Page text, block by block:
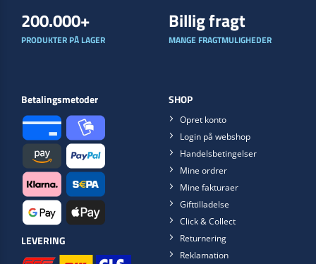
200.000+
PRODUKTER PÅ LAGER
Billig fragt
MANGE FRAGTMULIGHEDER
Betalingsmetoder
LEVERING
SHOP
Opret konto
Login på webshop
Handelsbetingelser
Mine ordrer
Mine fakturaer
Gifttilladelse
Click & Collect
Returnering
Reklamation